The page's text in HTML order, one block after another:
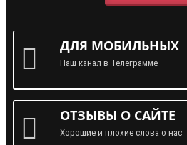
ДЛЯ МОБИЛЬНЫХ
Наш канал в Телеграмме
ОТЗЫВЫ О САЙТЕ
Хорошие и плохие слова о нас